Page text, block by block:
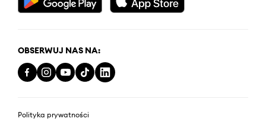
OBSERWUJ NAS NA:
Polityka prywatności